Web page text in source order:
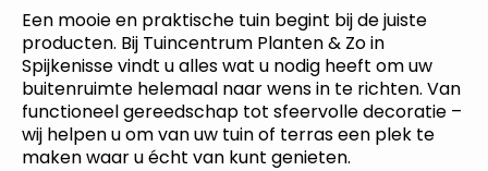
Een mooie en praktische tuin begint bij de juiste
producten. Bij Tuincentrum Planten & Zo in
Spijkenisse vindt u alles wat u nodig heeft om uw
buitenruimte helemaal naar wens in te richten. Van
functioneel gereedschap tot sfeervolle decoratie –
wij helpen u om van uw tuin of terras een plek te
maken waar u écht van kunt genieten.